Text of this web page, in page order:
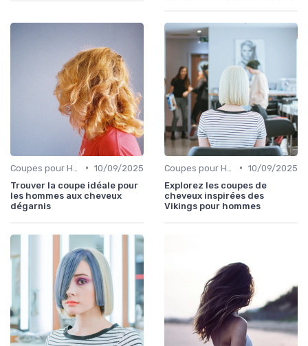
• 10/09/2025
Trouver la coupe idéale pour
les hommes aux cheveux
dégarnis
• 10/09/2025
Explorez les coupes de
cheveux inspirées des
Vikings pour hommes